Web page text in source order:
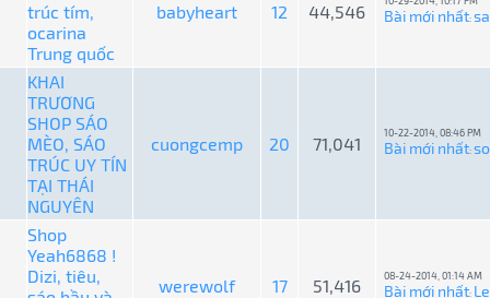
trúc tím,
ocarina
Trung quốc
babyheart 12 44,546 Bài mới nhất:
KHAI
TRƯƠNG
SHOP SÁO
MÈO, SÁO
TRÚC UY TÍN
TẠI THÁI
NGUYÊN
cuongcemp 20 71,041
10-22-2014, 08:46 PM
Bài mới nhất:
Shop
Yeah6868 !
Dizi, tiêu,
werewolf 17 51,416 08-24-2014, 01:14 AM
Bài mới nhất: